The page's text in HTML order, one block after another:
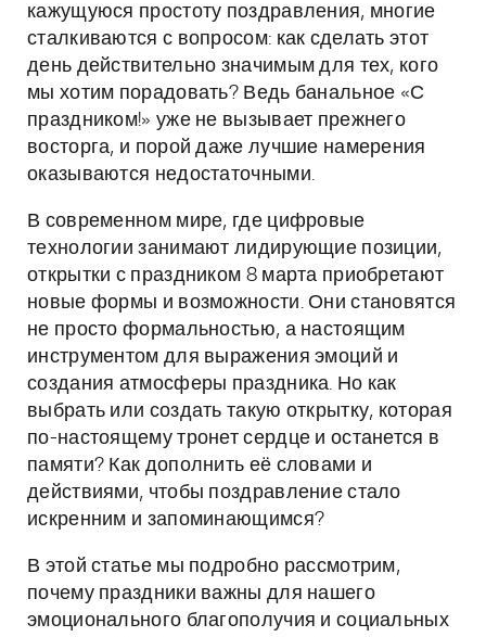
кажущуюся простоту поздравления, многие
сталкиваются с вопросом: как сделать этот
день действительно значимым для тех, кого
мы хотим порадовать? Ведь банальное «С
праздником!» уже не вызывает прежнего
восторга, и порой даже лучшие намерения
оказываются недостаточными.
В современном мире, где цифровые
технологии занимают лидирующие позиции,
открытки с праздником 8 марта приобретают
новые формы и возможности. Они становятся
не просто формальностью, а настоящим
инструментом для выражения эмоций и
создания атмосферы праздника. Но как
выбрать или создать такую открытку, которая
по-настоящему тронет сердце и останется в
памяти? Как дополнить её словами и
действиями, чтобы поздравление стало
искренним и запоминающимся?
В этой статье мы подробно рассмотрим,
почему праздники важны для нашего
эмоционального благополучия и социальных